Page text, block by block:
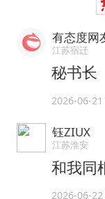
有态度网
江苏宿迁
秘书长
2026-06-21
钰ZIUX
江苏淮安
和我同
2026-06-22